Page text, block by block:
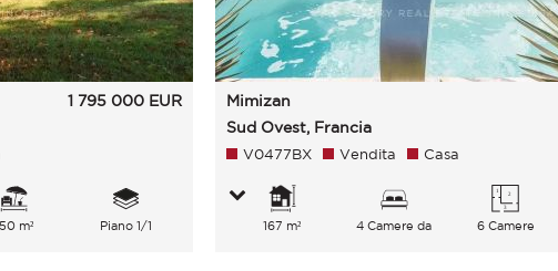
1 795 000 EUR
m² Piano 1/1
Mimizan
Sud Ovest, Francia
V0477BX Vendita Casa
167 m²
4 Camere da
6 Camere